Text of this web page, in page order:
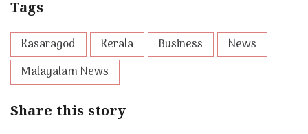
Tags
Kasaragod Kerala Business
News
Malayalam News
Share this story